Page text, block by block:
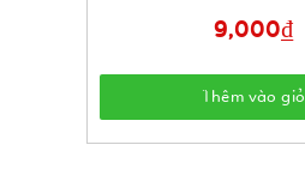
9,000₫
Thêm vào giỏ